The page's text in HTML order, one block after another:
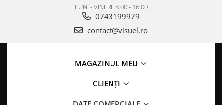
LUNI - VINERI: 8:00 - 16:00
0743199979
contact@visuel.ro
MAGAZINUL MEU
CLIENȚI